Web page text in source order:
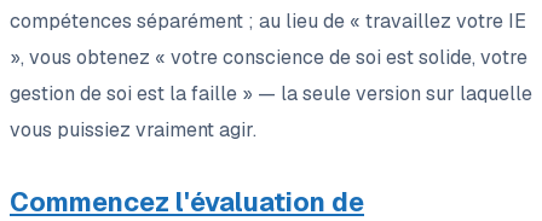
compétences séparément ; au lieu de « travaillez votre IE
», vous obtenez « votre conscience de soi est solide, votre
gestion de soi est la faille » — la seule version sur laquelle
vous puissiez vraiment agir.
Commencez l'évaluation de